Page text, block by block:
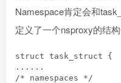
Namespace肯定会和
定义了一个nsproxy的结构
struct task_struct {
......
/* namespaces */